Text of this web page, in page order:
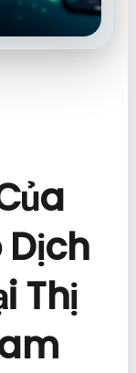
Dịch
Thị